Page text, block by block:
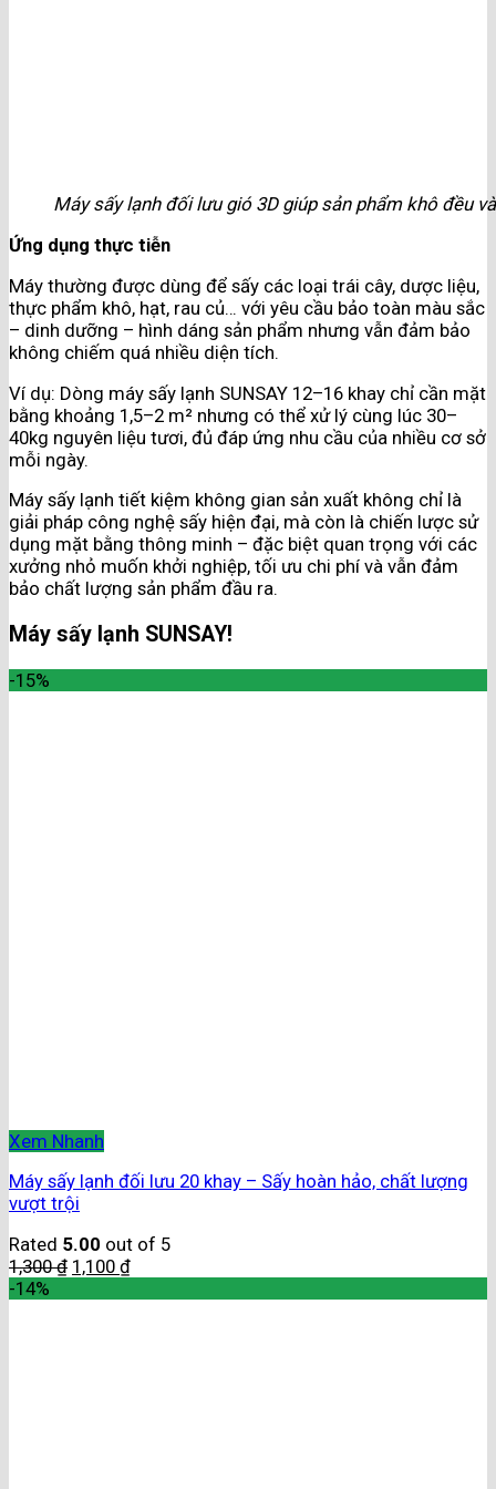
Máy sấy lạnh đối lưu gió 3D giúp sản phẩm khô đều
Ứng dụng thực tiễn
Máy thường được dùng để sấy các loại trái cây, dược liệu,
thực phẩm khô, hạt, rau củ… với yêu cầu bảo toàn màu sắc
– dinh dưỡng – hình dáng sản phẩm nhưng vẫn đảm bảo
không chiếm quá nhiều diện tích.
Ví dụ: Dòng máy sấy lạnh SUNSAY 12–16 khay chỉ cần mặt
bằng khoảng 1,5–2 m² nhưng có thể xử lý cùng lúc 30–
40kg nguyên liệu tươi, đủ đáp ứng nhu cầu của nhiều cơ sở
mỗi ngày.
Máy sấy lạnh tiết kiệm không gian sản xuất không chỉ là
giải pháp công nghệ sấy hiện đại, mà còn là chiến lược sử
dụng mặt bằng thông minh – đặc biệt quan trọng với các
xưởng nhỏ muốn khởi nghiệp, tối ưu chi phí và vẫn đảm
bảo chất lượng sản phẩm đầu ra.
Máy sấy lạnh SUNSAY!
-15%
Xem Nhanh
Máy sấy lạnh đối lưu 20 khay – Sấy hoàn hảo, chất lượng
vượt trội
Rated 5.00 out of 5
1,300₫ 1,100 ₫
-14%